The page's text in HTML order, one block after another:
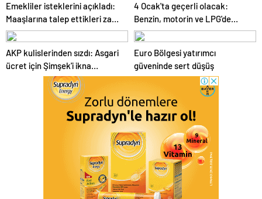
Emekliler isteklerini açıkladı:
Maaşlarına talep ettikleri zam
belli oldu
4 Ocak'ta geçerli olacak:
Benzin, motorin ve LPG'de
tabela değişiyor
AKP kulislerinden sızdı: Asgari
ücret için Şimşek'i ikna
etmeye çalışıyorlar
Euro Bölgesi yatırımcı
güveninde sert düşüş